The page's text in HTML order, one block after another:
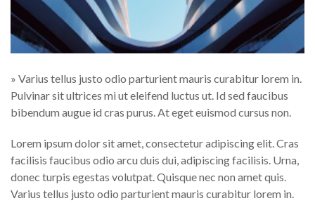
» Varius tellus justo odio parturient mauris curabitur lorem in.
Pulvinar sit ultrices mi ut eleifend luctus ut. Id sed faucibus
bibendum augue id cras purus. At eget euismod cursus non.
Lorem ipsum dolor sit amet, consectetur adipiscing elit. Cras
facilisis faucibus odio arcu duis dui, adipiscing facilisis. Urna,
donec turpis egestas volutpat. Quisque nec non amet quis.
Varius tellus justo odio parturient mauris curabitur lorem in.